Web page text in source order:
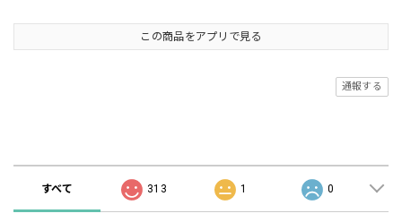
この商品をアプリで見る
通報する
すべて 313 1 0